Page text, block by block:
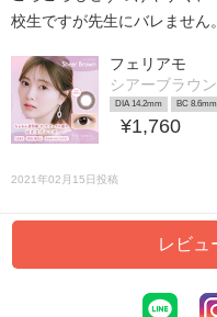
校生ですが先生にバレません
フェリアモ
シアーブラウン
DIA 14.2mm BC 8.6mm
¥1,760
2021年02月15日投稿
レビュ